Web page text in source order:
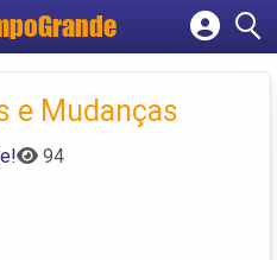
empresa
conta
e Mudanças
94